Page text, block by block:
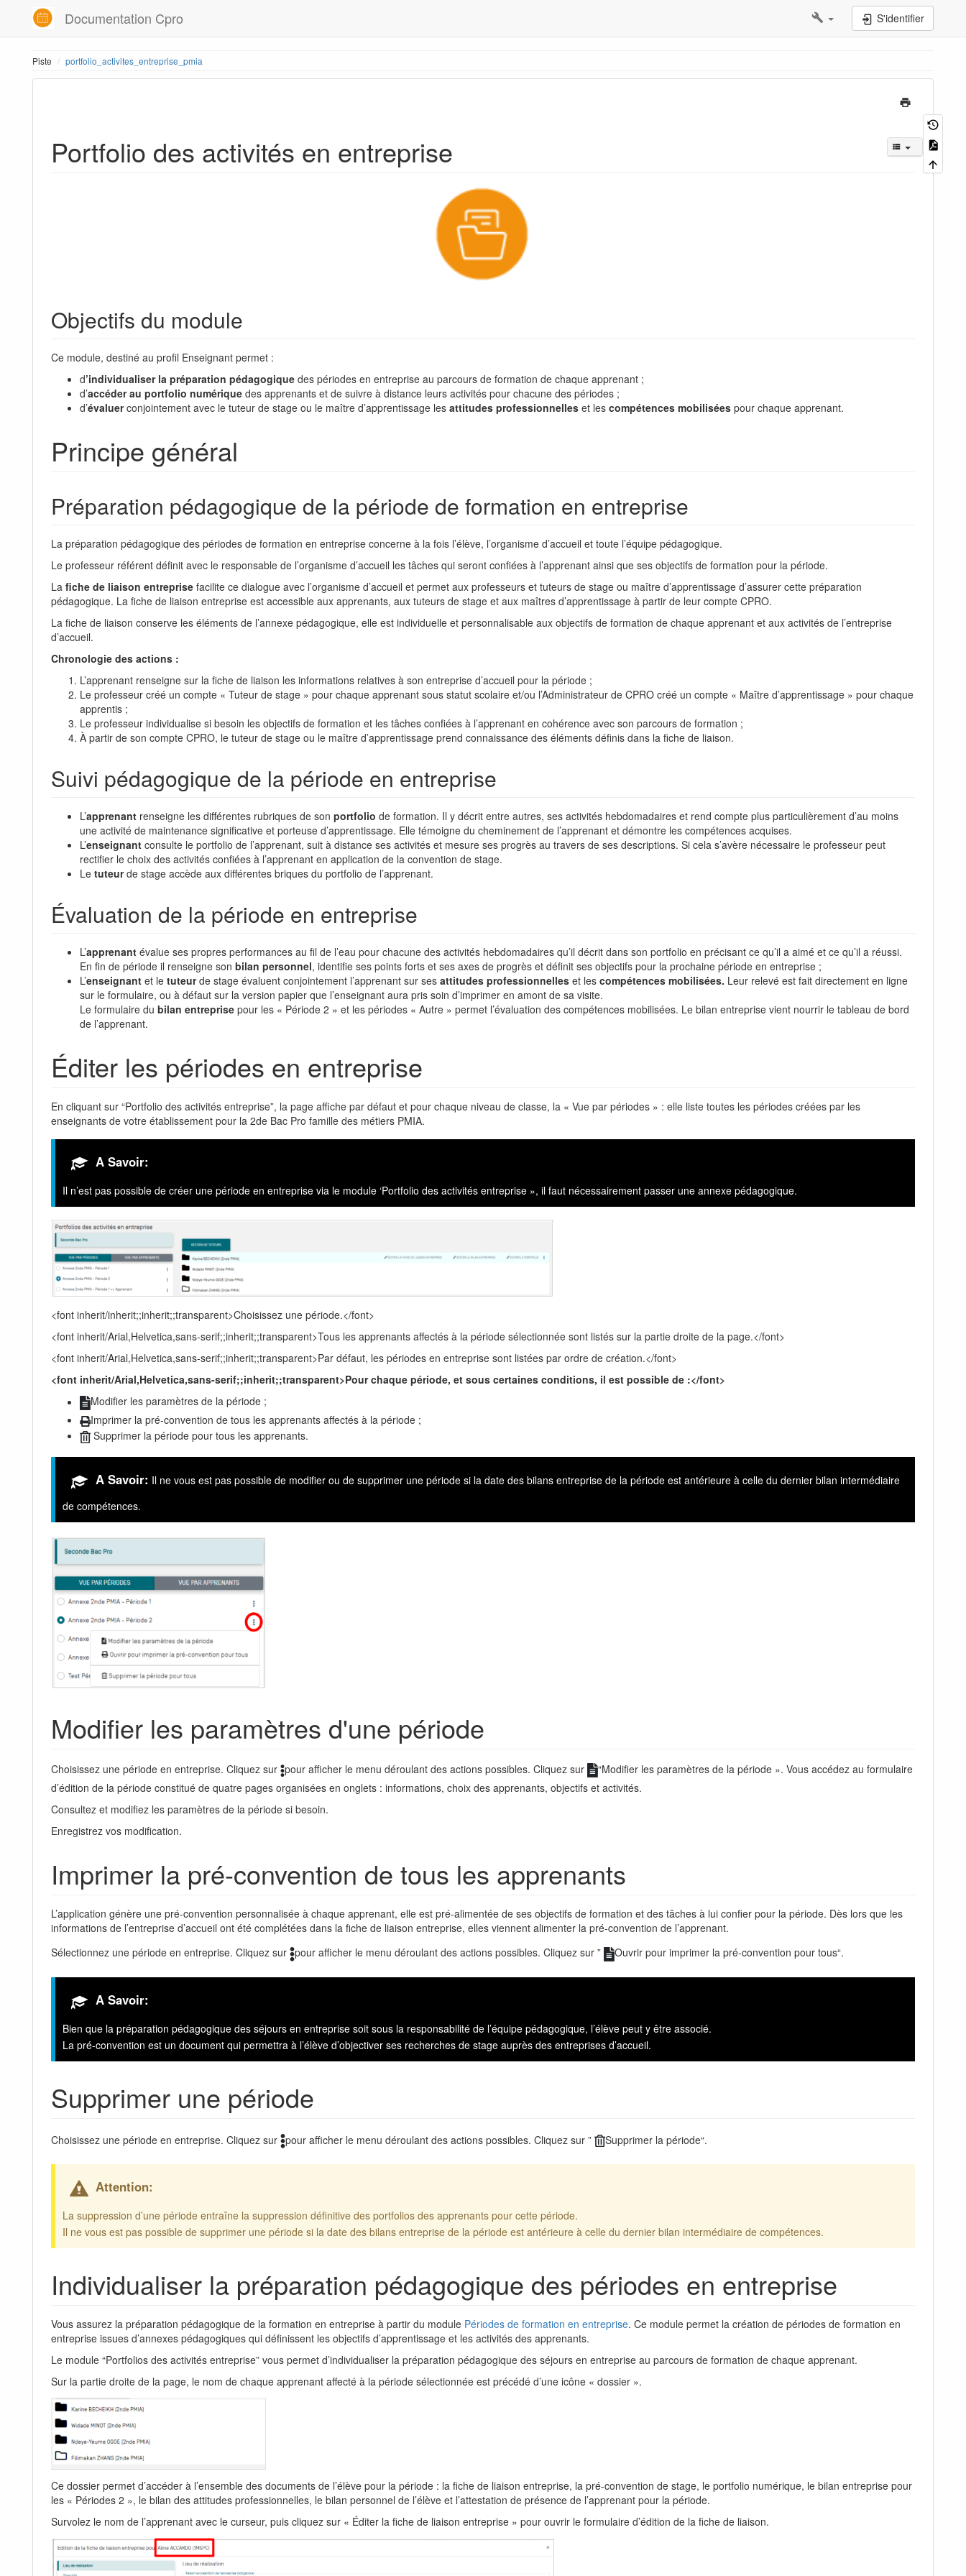
Documentation Cpro S'identifier
Piste portfolio_activites_entreprise_pmia
Portfolio des activités en entreprise
Objectifs du module
Ce module, destiné au profil Enseignant permet :
d’individualiser la préparation pédagogique des périodes en entreprise au parcours de formation de chaque apprenant ;
d’accéder au portfolio numérique des apprenants et de suivre à distance leurs activités pour chacune des périodes ;
d’évaluerconjointement avec le tuteur de stage ou le maître d’apprentissage les attitudes professionnelles et les compétences mobilisées pour chaque apprenant.
Principe général
Préparation pédagogique de la période de formation en entreprise
La préparation pédagogique des périodes de formation en entreprise concerne à la fois l’élève, l’organisme d’accueil et toute l’équipe pédagogique.
Le professeur référent définit avec le responsable de l’organisme d’accueil les tâches qui seront confiées à l’apprenant ainsi que ses objectifs de formation pour la période.
La fiche de liaison entreprise facilite ce dialogue avec l’organisme d’accueil et permet aux professeurs et tuteurs de stage ou maître d’apprentissage d’assurer cette préparation
pédagogique. La fiche de liaison entreprise est accessible aux apprenants, aux tuteurs de stage et aux maîtres d’apprentissage à partir de leur compte CPRO.
La fiche de liaison conserve les éléments de l’annexe pédagogique, elle est individuelle et personnalisable aux objectifs de formation de chaque apprenant et aux activités de l’entreprise
d’accueil.
Chronologie des actions :
L’apprenant renseigne sur la fiche de liaison les informations relatives à son entreprise d’accueil pour la période ;
Le professeur créé un compte « Tuteur de stage » pour chaque apprenant sous statut scolaire et/ou l’Administrateur de CPRO créé un compte « Maître d’apprentissage » pour chaque
apprentis ;
Le professeur individualise si besoin les objectifs de formation et les tâches confiées à l’apprenant en cohérence avec son parcours de formation ;
À partir de son compte CPRO, le tuteur de stage ou le maître d’apprentissage prend connaissance des éléments définis dans la fiche de liaison.
Suivi pédagogique de la période en entreprise
L’apprenant renseigne les différentes rubriques de son portfolio de formation. Il y décrit entre autres, ses activités hebdomadaires et rend compte plus particulièrement d’au moins
une activité de maintenance significative et porteuse d’apprentissage. Elle témoigne du cheminement de l’apprenant et démontre les compétences acquises.
L’enseignant consulte le portfolio de l’apprenant, suit à distance ses activités et mesure ses progrès au travers de ses descriptions. Si cela s’avère nécessaire le professeur peut
rectifier le choix des activités confiées à l’apprenant en application de la convention de stage.
Le tuteurde stage accède aux différentes briques du portfolio de l’apprenant.
Évaluation de la période en entreprise
L’apprenant évalue ses propres performances au fil de l’eau pour chacune des activités hebdomadaires qu’il décrit dans son portfolio en précisant ce qu’il a aimé et ce qu’il a réussi.
En fin de période il renseigne son bilan personnel, identifie ses points forts et ses axes de progrès et définit ses objectifs pour la prochaine période en entreprise ;
L’enseignant et le tuteurde stage évaluent conjointement l’apprenant sur ses attitudes professionnelles et les compétences mobilisées. Leur relevé est fait directement en ligne
sur le formulaire, ou à défaut sur la version papier que l’enseignant aura pris soin d’imprimer en amont de sa visite.
Le formulaire du bilan entreprise pour les « Période 2 » et les périodes « Autre » permet l’évaluation des compétences mobilisées. Le bilan entreprise vient nourrir le tableau de bord
de l’apprenant.
Éditer les périodes en entreprise
En cliquant sur “Portfolio des activités entreprise”, la page affiche par défaut et pour chaque niveau de classe, la « Vue par périodes » : elle liste toutes les périodes créées par les
enseignants de votre établissement pour la 2de Bac Pro famille des métiers PMIA.
A Savoir:
Il n’est pas possible de créer une période en entreprise via le module ‘Portfolio des activités entreprise », il faut nécessairement passer une annexe pédagogique.
<font inherit/inherit;;inherit;;transparent>Choisissez une période.</font>
<font inherit/Arial,Helvetica,sans-serif;;inherit;;transparent>Tous les apprenants affectés à la période sélectionnée sont listés sur la partie droite de la page.</font>
<font inherit/Arial,Helvetica,sans-serif;;inherit;;transparent>Par défaut, les périodes en entreprise sont listées par ordre de création.</font>
<font inherit/Arial,Helvetica,sans-serif;;inherit;;transparent>Pour chaque période, et sous certaines conditions, il est possible de :</font>
Modifier les paramètres de la période ;
Imprimer la pré-convention de tous les apprenants affectés à la période ;
Supprimer la période pour tous les apprenants.
A Savoir: Il ne vous est pas possible de modifier ou de supprimer une période si la date des bilans entreprise de la période est antérieure à celle du dernier bilan intermédiaire
de compétences.
Modifier les paramètres d'une période
Choisissez une période en entreprise. Cliquez sur pour afficher le menu déroulant des actions possibles. Cliquez sur
“Modifier les paramètres de la période ». Vous accédez au formulaire
d’édition de la période constitué de quatre pages organisées en onglets : informations, choix des apprenants, objectifs et activités.
Consultez et modifiez les paramètres de la période si besoin.
Enregistrez vos modification.
Imprimer la pré-convention de tous les apprenants
L’application génère une pré-convention personnalisée à chaque apprenant, elle est pré-alimentée de ses objectifs de formation et des tâches à lui confier pour la période. Dès lors que les
informations de l’entreprise d’accueil ont été complétées dans la fiche de liaison entreprise, elles viennent alimenter la pré-convention de l’apprenant.
Sélectionnez une période en entreprise. Cliquez sur pour afficher le menu déroulant des actions possibles. Cliquez sur ” Ouvrir pour imprimer la pré-convention pour tous“.
A Savoir:
Bien que la préparation pédagogique des séjours en entreprise soit sous la responsabilité de l’équipe pédagogique, l’élève peut y être associé.
La pré-convention est un document qui permettra à l’élève d’objectiver ses recherches de stage auprès des entreprises d’accueil.
Supprimer une période
Choisissez une période en entreprise. Cliquez sur pour afficher le menu déroulant des actions possibles. Cliquez sur ” Supprimer la période“.
Attention:
La suppression d’une période entraîne la suppression définitive des portfolios des apprenants pour cette période.
Il ne vous est pas possible de supprimer une période si la date des bilans entreprise de la période est antérieure à celle du dernier bilan intermédiaire de compétences.
Individualiser la préparation pédagogique des périodes en entreprise
Vous assurez la préparation pédagogique de la formation en entreprise à partir du module Périodes de formation en entreprise. Ce module permet la création de périodes de formation en
entreprise issues d’annexes pédagogiques qui définissent les objectifs d’apprentissage et les activités des apprenants.
Le module “Portfolios des activités entreprise” vous permet d’individualiser la préparation pédagogique des séjours en entreprise au parcours de formation de chaque apprenant.
Sur la partie droite de la page, le nom de chaque apprenant affecté à la période sélectionnée est précédé d’une icône « dossier ».
Ce dossier permet d’accéder à l’ensemble des documents de l’élève pour la période : la fiche de liaison entreprise, la pré-convention de stage, le portfolio numérique, le bilan entreprise pour
les « Périodes 2 », le bilan des attitudes professionnelles, le bilan personnel de l’élève et l’attestation de présence de l’apprenant pour la période.
Survolez le nom de l’apprenant avec le curseur, puis cliquez sur « Éditer la fiche de liaison entreprise » pour ouvrir le formulaire d’édition de la fiche de liaison.